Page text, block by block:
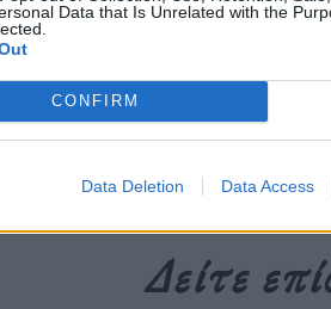
Data that Is Unrelated with the
CONFIRM
Data Deletion Data Access
Kissinger,Realpolitik,Αμερικανική
Δείτε